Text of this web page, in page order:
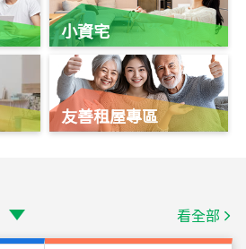
小資宅
友善租屋專區
看全部